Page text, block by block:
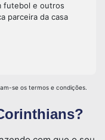
futebol e outros
parceira da casa
se os termos e condições.